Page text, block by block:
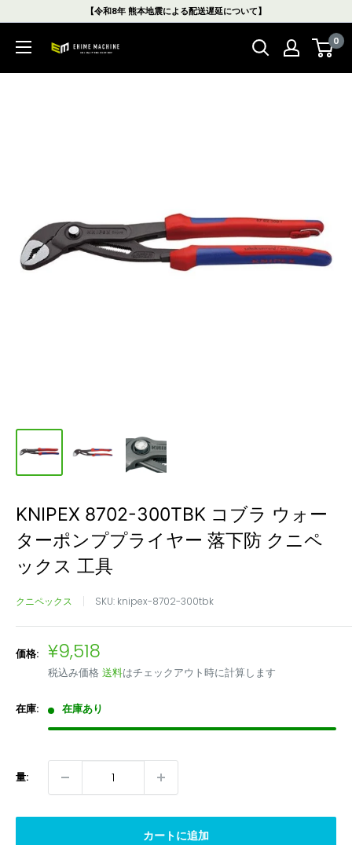
ン
【令和8年 熊本地震による配送遅延について】
エ
0
KNIPEX 8702-300TBK コブラ ウォー
ターポンププライヤー 落下防 クニペ
ックス 工具
クニペックス SKU: knipex-8702-300tbk
価格: 販
売
価
格
¥9,518
税込み価格 送料はチェックアウト時に計算します
在庫: 在庫あり
量:
カートに追加